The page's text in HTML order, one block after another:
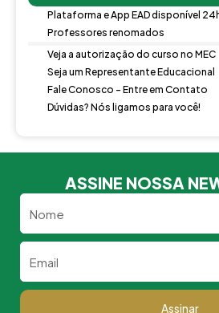
Plataforma e App EAD disponível
Professores renomados
Veja a autorização do curso no MEC
Seja um Representante Educacional
Fale Conosco - Entre em Contato
Dúvidas? Nós ligamos para você!
ASSINE NOSSA
Assinar